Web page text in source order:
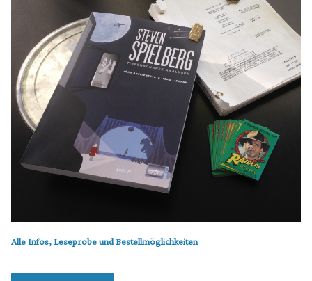
Alle Infos, Leseprobe und Bestellmöglichkeiten